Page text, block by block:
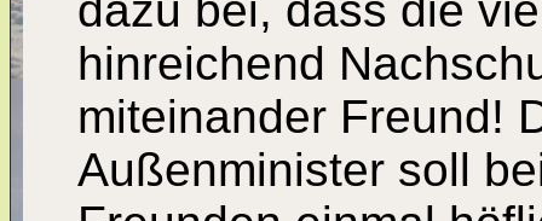
dazu bei, dass die
hinreichend
miteinander Freund!
Außenminister soll